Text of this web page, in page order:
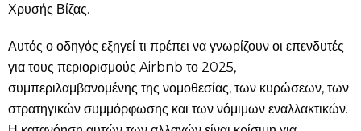
Χρυσής Βίζας.
Αυτός ο οδηγός εξηγεί τι πρέπει να γνωρίζουν οι επενδυτές
για τους περιορισμούς Airbnb το 2025,
συμπεριλαμβανομένης της νομοθεσίας, των κυρώσεων, των
στρατηγικών συμμόρφωσης και των νόμιμων εναλλακτικών.